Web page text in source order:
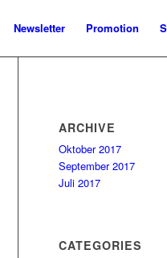
Newsletter Promotion
ARCHIVE
Oktober 2017
September 2017
Juli 2017
CATEGORIES